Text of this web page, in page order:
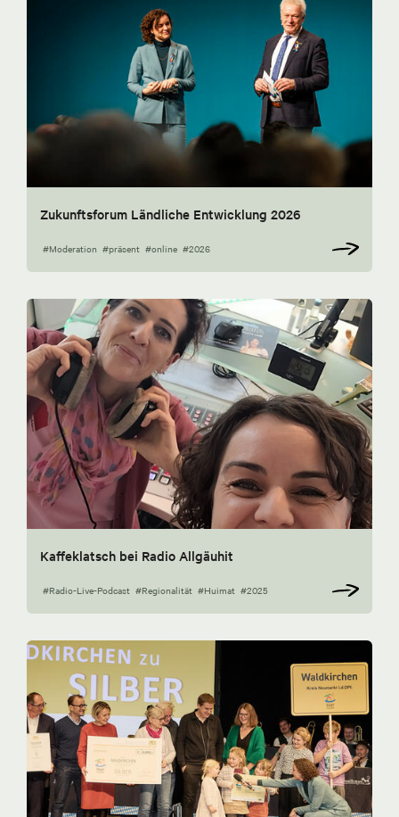
Zukunftsforum Ländliche Entwicklung 2026
#Moderation #präsent #online #2026
Kaffeklatsch bei Radio Allgäuhit
#Radio-Live-Podcast #Regionalität #Huimat #2025